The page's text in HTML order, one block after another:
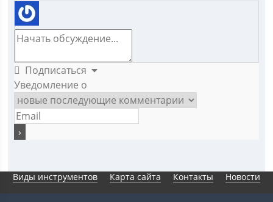
Подписаться
Уведомление о
Виды инструментов Карта сайта Контакты Новости